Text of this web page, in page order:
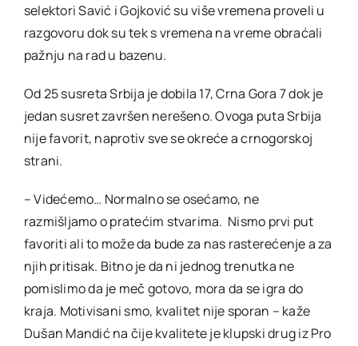
selektori Savić i Gojković su više vremena proveli u
razgovoru dok su tek s vremena na vreme obraćali
pažnju na rad u bazenu.
Od 25 susreta Srbija je dobila 17, Crna Gora 7 dok je
jedan susret završen nerešeno. Ovoga puta Srbija
nije favorit, naprotiv sve se okreće a crnogorskoj
strani.
– Videćemo… Normalno se osećamo, ne
razmišljamo o pratećim stvarima. Nismo prvi put
favoriti ali to može da bude za nas rasterećenje a za
njih pritisak. Bitno je da ni jednog trenutka ne
pomislimo da je meč gotovo, mora da se igra do
kraja. Motivisani smo, kvalitet nije sporan – kaže
Dušan Mandić na čije kvalitete je klupski drug iz Pro